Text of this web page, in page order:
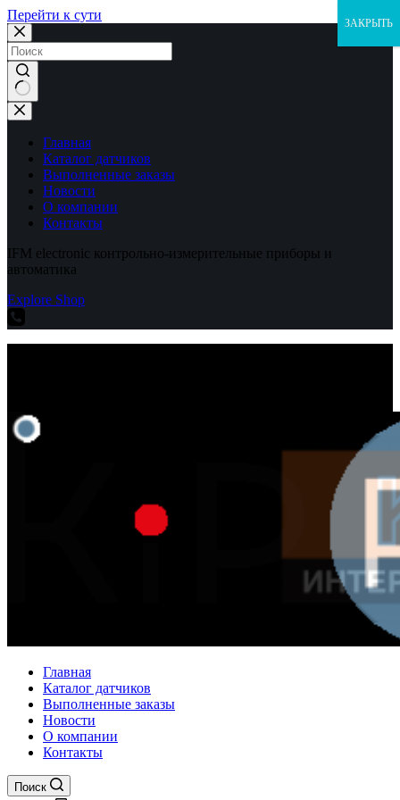
Перейти к сути
Ничего
не
найденоГлавная
Каталог датчиков
Выполненные заказы
Новости
О компании
Контакты
IFM electronic контрольно-измерительные приборы и
автоматика
Explore Shop
Главная
Каталог датчиков
Выполненные заказы
Новости
О компании
Контакты
Поиск
ЗАКРЫТЬ